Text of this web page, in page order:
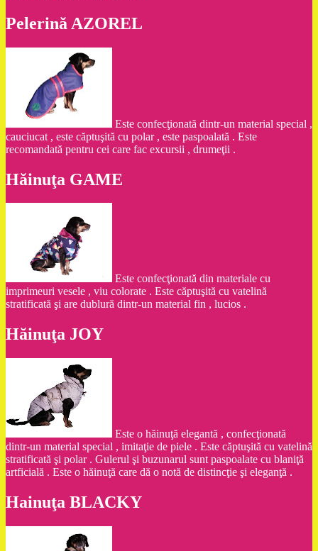
Pelerină AZOREL
Este confecţionată dintr-un material special ,
cauciucat , este căptuşită cu polar , este paspoalată . Este
recomandată pentru cei care fac excursii , drumeţii .
Hăinuţa GAME
Este confecţionată din materiale cu
imprimeuri vesele , viu colorate . Este căptuşită cu vatelină
stratificată şi are dublură dintr-un material fin , lucios .
Hăinuţa JOY
Este o hăinuţă elegantă , confecţionată
dintr-un material special , imitaţie de piele . Este căptuşită cu vatelină
stratificată şi polar . Gulerul şi buzunarul sunt paspoalate cu blaniţă
artficială . Este o hăinuţă care dă o notă de distincţie şi eleganţă .
Hainuţa BLACKY